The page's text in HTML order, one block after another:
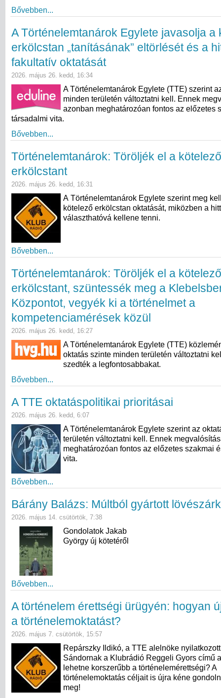
Bővebben...
A Történelemtanárok Egylete javasolja a
erkölcstan „tanításának” eltörlését és a
fakultatív oktatását
2026. május 26. kedd, 16:34
A Történelemtanárok Egylete (TTE) szerint
minden területén változtatni kell. Ennek
azonban meghatározóan fontos az előzetes
társadalmi vita.
Bővebben...
Történelemtanárok: Töröljék el a kötelező
erkölcstant
2026. május 26. kedd, 16:31
A Történelemtanárok Egylete szerint meg
kötelező erkölcstan oktatását, miközben a
választhatóvá kellene tenni.
Bővebben...
Történelemtanárok: Töröljék el a kötelező
erkölcstant, szüntessék meg a
Központot, vegyék ki a történelmet a
kompetenciamérések közül
2026. május 26. kedd, 16:27
A Történelemtanárok Egylete (TTE)
oktatás szinte minden területén változtatni
szedték a legfontosabbakat.
Bővebben...
A TTE oktatáspolitikai prioritásai
2026. május 26. kedd, 6:07
A Történelemtanárok Egylete szerint az
területén változtatni kell. Ennek
meghatározóan fontos az előzetes szakmai
vita.
Bővebben...
Bárány Balázs: Múltból gyártott
2026. május 14. csütörtök, 7:38
Gondolatok Jakab
György új kötetéről
Bővebben...
A történelem érettségi ürügyén: hogyan
a történelemoktatást?
2026. május 7. csütörtök, 15:57
Repárszky Ildikó, a TTE alelnöke
Sándornak a Klubrádió Reggeli Gyors című
lehetne korszerűbb a történelemérettségi? A
történelemoktatás céljait is újra kéne
meg!